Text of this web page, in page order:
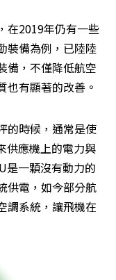
在2019年仍有一些
裝備為例，已陸陸
備，不僅降低航空
也有顯著的改善。
的時候，通常是使
供應機上的電力與
是一顆沒有動力的
供電，如今部分航
調系統，讓飛機在